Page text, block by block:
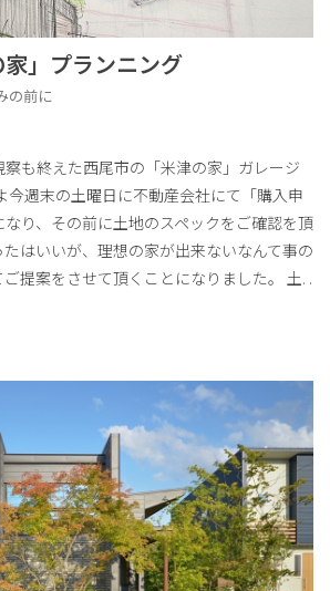
」プランニング
の前に
も終えた西尾市の「米津の家」ガレージ
今週末の土曜日に不動産会社にて「購入申
り、その前に土地のスペックをご確認を頂
はいいが、理想の家が出来ないなんて事の
提案をさせて頂くことになりました。 土. .